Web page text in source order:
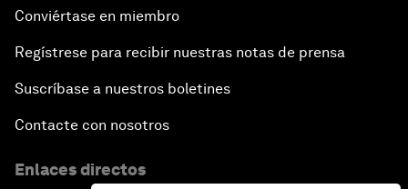
Conviértase en miembro
Regístrese para recibir nuestras notas de prensa
Suscríbase a nuestros boletines
Contacte con nosotros
Enlaces directos